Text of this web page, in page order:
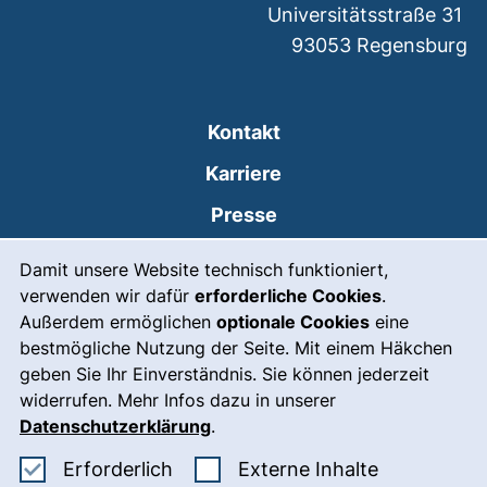
Damit unsere Website technisch funktioniert,
verwenden wir dafür erforderliche Cookies.
Außerdem ermöglichen optionale Cookies eine
bestmögliche Nutzung der Seite. Mit einem Häkchen
geben Sie Ihr Einverständnis. Sie können jederzeit
widerrufen. Mehr Infos dazu in unserer
Datenschutzerklärung.
Erforderlich Erforderliche Cookies akzeptieren
Externe Inhalte: Externe
Kontakt
Karriere
Presse
Leichte Sprache
Gebärdensprache
Notfall(externer Link, öffnet
Impressum
Barrierefreiheit
Universitätsstraße 31
93053 Regensburg